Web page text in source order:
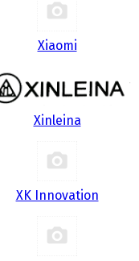
Xiaomi
Xinleina
XK Innovation